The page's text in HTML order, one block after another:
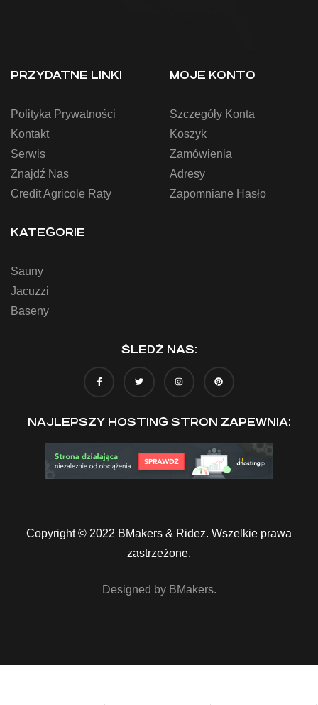
PRZYDATNE LINKI
Polityka Prywatności
Kontakt
Serwis
Znajdź Nas
Credit Agricole Raty
MOJE KONTO
Szczegóły Konta
Koszyk
Zamówienia
Adresy
Zapomniane Hasło
KATEGORIE
Sauny
Jacuzzi
Baseny
ŚLEDŹ NAS:
NAJLEPSZY HOSTING STRON ZAPEWNIA:
Copyright © 2022 BMakers & Ridez. Wszelkie prawa
zastrzeżone.
Designed by BMakers.